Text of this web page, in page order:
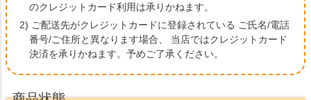
のクレジットカード利用は承りかねます。
2) ご配送先がクレジットカードに登録されている ご氏名/電話
番号/ご住所と異なります場合、
当店ではクレジットカード
決済を承りかねます。予めご了承ください。